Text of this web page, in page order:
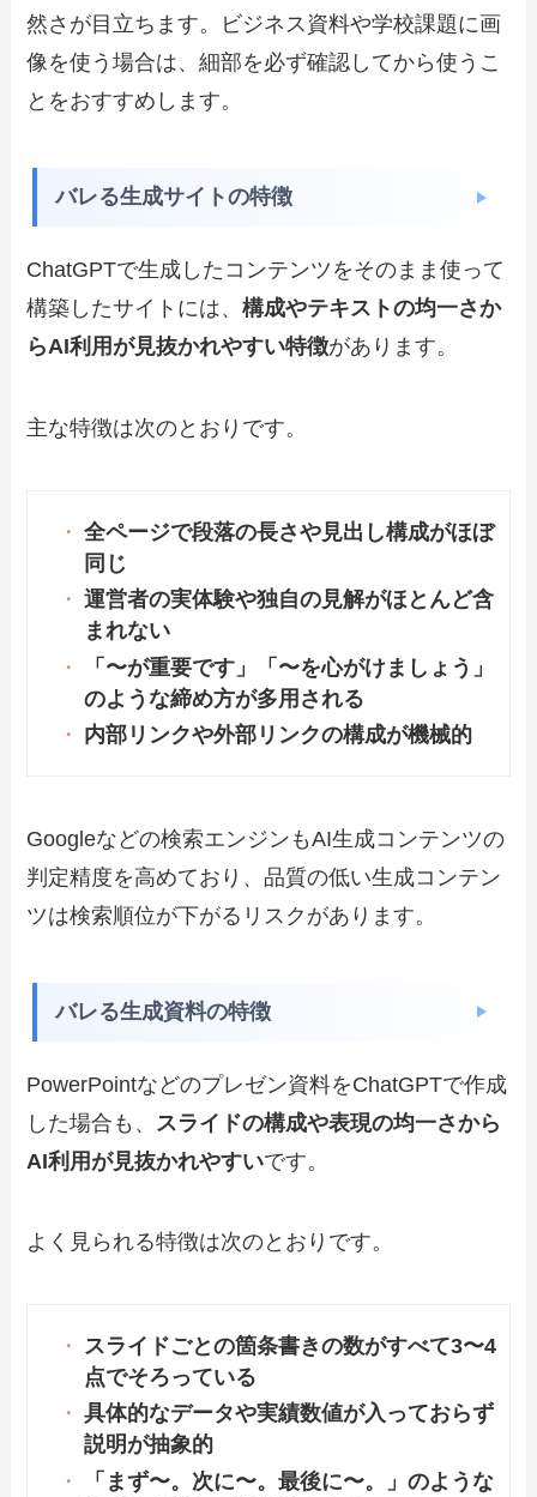
然さが目立ちます。ビジネス資料や学校課題に画
像を使う場合は、細部を必ず確認してから使うこ
とをおすすめします。
バレる生成サイトの特徴
ChatGPTで生成したコンテンツをそのまま使って
構築したサイトには、構成やテキストの均一さか
らAI利用が見抜かれやすい特徴があります。
主な特徴は次のとおりです。
全ページで段落の長さや見出し構成がほぼ
同じ
運営者の実体験や独自の見解がほとんど含
まれない
「〜が重要です」「〜を心がけましょう」
のような締め方が多用される
内部リンクや外部リンクの構成が機械的
Googleなどの検索エンジンもAI生成コンテンツの
判定精度を高めており、品質の低い生成コンテン
ツは検索順位が下がるリスクがあります。
バレる生成資料の特徴
PowerPointなどのプレゼン資料をChatGPTで作成
した場合も、 スライドの構成や表現の均一さから
AI利用が見抜かれやすいです。
よく見られる特徴は次のとおりです。
スライドごとの箇条書きの数がすべて3〜4
点でそろっている
具体的なデータや実績数値が入っておらず
説明が抽象的
「まず〜。次に〜。最後に〜。」のような